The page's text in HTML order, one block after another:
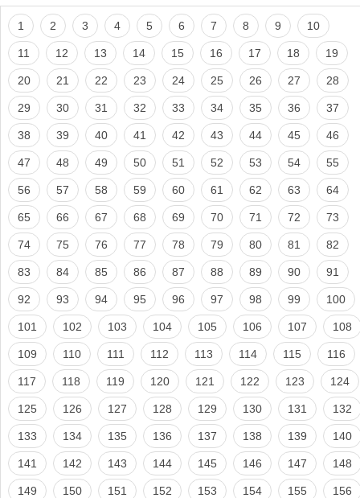
1 2 3 4 5 6 7 8 9 10
11 12 13 14 15 16 17 18 19
20 21 22 23 24 25 26 27 28
29 30 31 32 33 34 35 36 37
38 39 40 41 42 43 44 45 46
47 48 49 50 51 52 53 54 55
56 57 58 59 60 61 62 63 64
65 66 67 68 69 70 71 72 73
74 75 76 77 78 79 80 81 82
83 84 85 86 87 88 89 90 91
92 93 94 95 96 97 98 99 100
101 102 103 104 105 106 107 108
109 110 111 112 113 114 115 116
117 118 119 120 121 122 123 124
125 126 127 128 129 130 131 132
133 134 135 136 137 138 139 140
141 142 143 144 145 146 147 148
149 150 151 152 153 154 155 156